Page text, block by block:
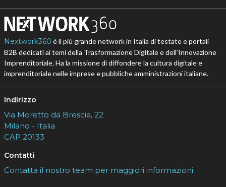
Nextwork360 è il più grande network in Italia di testate e portali
B2B dedicati ai temi della Trasformazione Digitale e dell’Innovazione
Imprenditoriale. Ha la missione di diffondere la cultura digitale e
imprenditoriale nelle imprese e pubbliche amministrazioni italiane.
Indirizzo
Via Moretto da Brescia, 22
Milano - Italia
CAP 20133
Contatti
Contatta il nostro team per maggiori informazioni